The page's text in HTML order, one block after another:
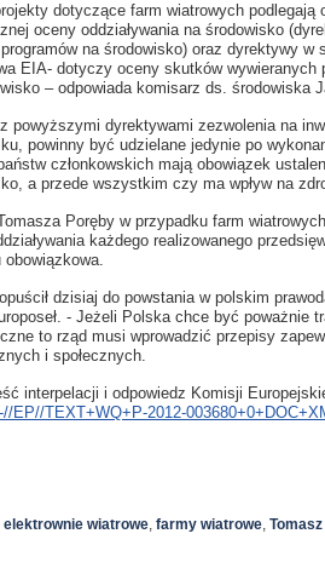
dotyczące farm wiatrowych
oceny oddziaływania na środowisko
na środowisko) oraz dyrektywy w
EIA- dotyczy oceny skutków
– odpowiada komisarz ds. środowiska
powyższymi dyrektywami zezwolenia na
powinny być udzielane jedynie po
członkowskich mają obowiązek
a przede wszystkim czy ma wpływ na
Poręby w przypadku farm
każdego realizowanego
obowiązkowa.
dzisiaj do powstania w polskim
- Jeżeli Polska chce być poważnie
to rząd musi wprowadzić przepisy
i społecznych.
interpelacji i odpowiedz Komisji
EP//TEXT+WQ+P-2012-
elektrownie wiatrowe, farmy wiatrowe,